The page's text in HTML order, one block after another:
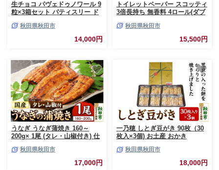
生チョコ パヴェドゥノワール 9
粒×3箱セット パティスリー ド
秋田県秋田市
14,000円
トイレットペーパー スコッティ
3倍長持ち 無香料 4ロール(ダブ
スコッティ10箱(5箱×2P) 秋田市
オリジナル 最短翌日発送 [スコ
ッティ フラワーパック トイレ
(SCOTTIE) スコッティティシュ
秋田県秋田市
15,500円
うなぎ うなぎ蒲焼き 160～
200g× 1尾 (タレ・山椒付き) 仕
国産秋田県秋田市
17,000円
一乃穂 しとぎ豆がき 90枚（30
枚入×3個) お土産 おかき
秋田県秋田市
18,000円